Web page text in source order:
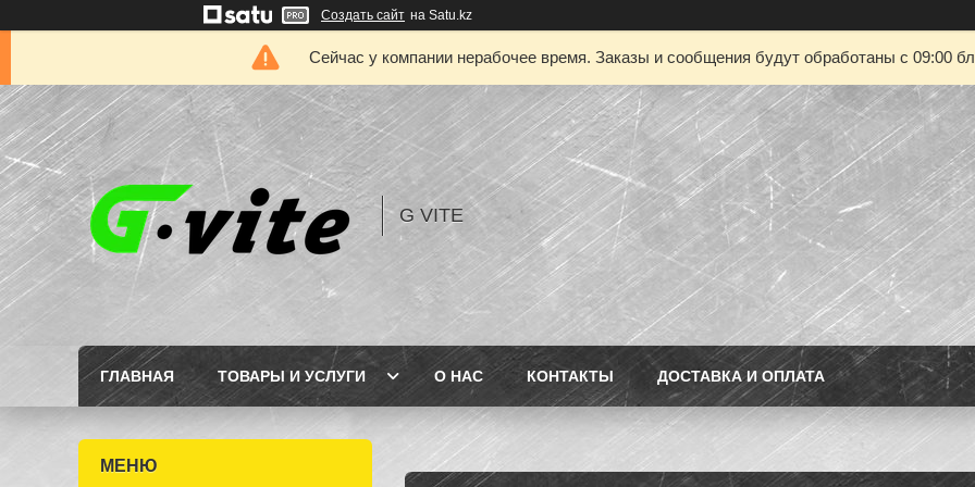
Создать сайт на Satu.kz
Сейчас у компании нерабочее время. Заказы и сообщения будут обработаны с 09:00
G VITE
ГЛАВНАЯ ТОВАРЫ И УСЛУГИ О НАС КОНТАКТЫ ДОСТАВКА И ОПЛАТА